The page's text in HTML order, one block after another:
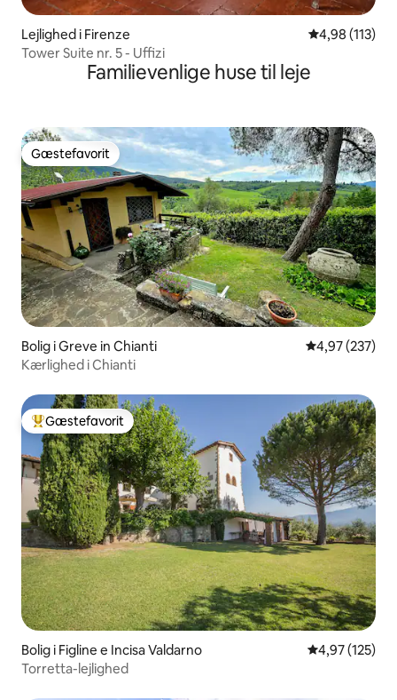
Lejlighed i Firenze 4,98 ud af 5 i
4,98 (113)
Tower Suite nr. 5 - Uffizi
Familievenlige huse til leje
Gæstefavorit
Gæstefavorit
Bolig i Greve in Chianti 4,97 ud af 5 i
4,97 (237)
Kærlighed i Chianti
Bedste gæstefavorit
Gæstefavorit
Bolig i Figline e Incisa Valdarno 4,97 ud af 5 i
4,97 (125)
Torretta-lejlighed